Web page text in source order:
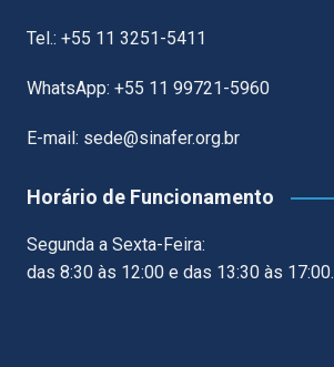
Tel.: +55 11 3251-5411
WhatsApp: +55 11 99721-5960
E-mail: sede@sinafer.org.br
Horário de Funcionamento
Segunda a Sexta-Feira:
das 8:30 às 12:00 e das 13:30 às 17:00.